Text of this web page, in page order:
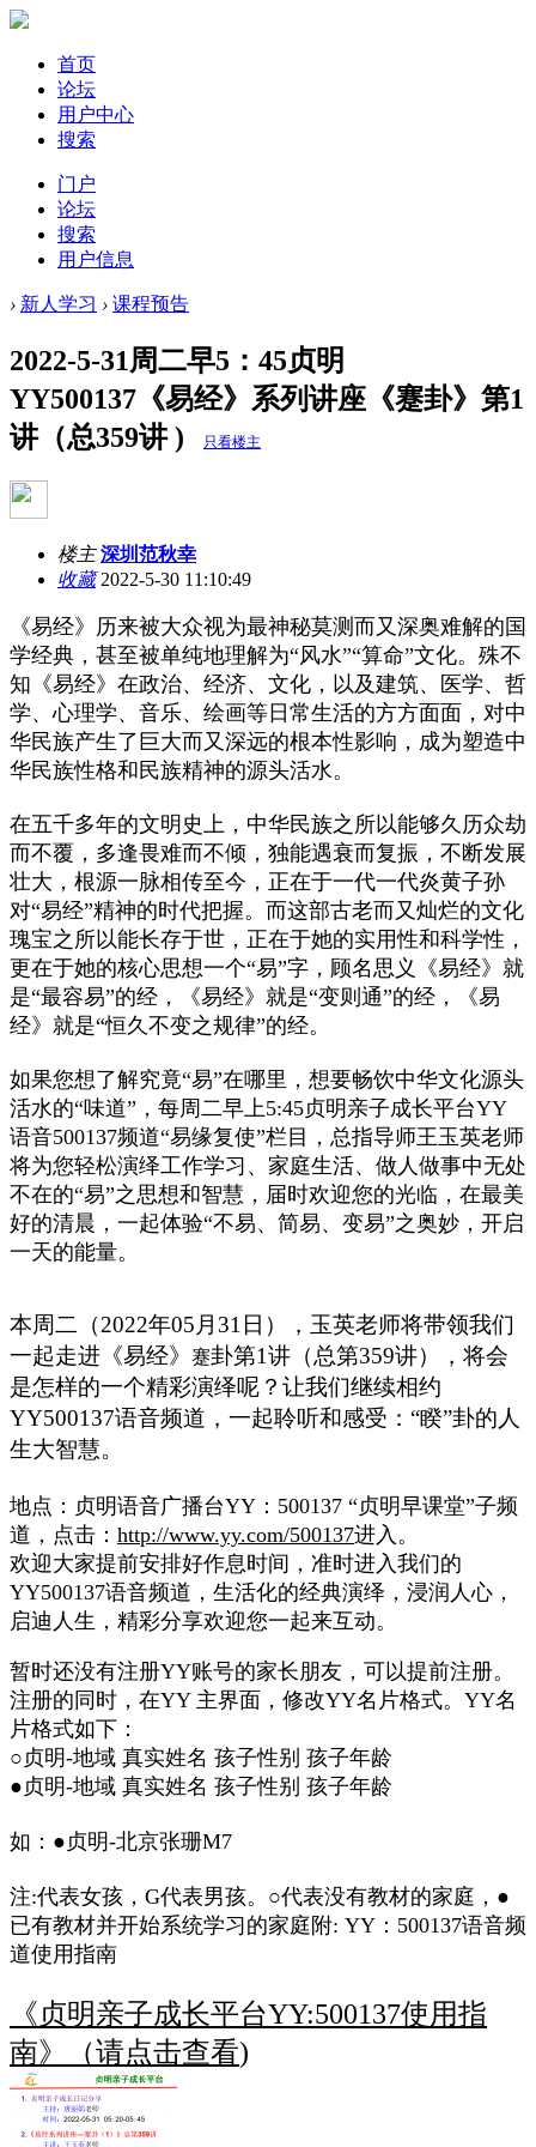
首页
论坛
用户中心
搜索
门户
论坛
搜索
用户信息
› 新人学习 › 课程预告
2022-5-31周二早5：45贞明
YY500137《易经》系列讲座《蹇卦》第1
讲（总359讲 )
只看楼主
楼主 深圳范秋幸
收藏2022-5-30 11:10:49
《易经》历来被大众视为最神秘莫测而又深奥难解的国
学经典，甚至被单纯地理解为“风水”“算命”文化。殊不
知《易经》在政治、经济、文化，以及建筑、医学、哲
学、心理学、音乐、绘画等日常生活的方方面面，对中
华民族产生了巨大而又深远的根本性影响，成为塑造中
华民族性格和民族精神的源头活水。
在五千多年的文明史上，中华民族之所以能够久历众劫
而不覆，多逢畏难而不倾，独能遇衰而复振，不断发展
壮大，根源一脉相传至今，正在于一代一代炎黄子孙
对“易经”精神的时代把握。而这部古老而又灿烂的文化
瑰宝之所以能长存于世，正在于她的实用性和科学性，
更在于她的核心思想一个“易”字，顾名思义《易经》就
是“最容易”的经，《易经》就是“变则通”的经，《易
经》就是“恒久不变之规律”的经。
如果您想了解究竟“易”在哪里，想要畅饮中华文化源头
活水的“味道”，每周二早上5:45贞明亲子成长平台YY
语音500137频道“易缘复使”栏目，总指导师王玉英老师
将为您轻松演绎工作学习、家庭生活、做人做事中无处
不在的“易”之思想和智慧，届时欢迎您的光临，在最美
好的清晨，一起体验“不易、简易、变易”之奥妙，开启
一天的能量。
本周二（2022年05月31日），玉英老师将带领我们
一起走进《易经》 蹇卦第1讲（总第359讲）， 将会
是怎样的一个精彩演绎呢？让我们继续相约
YY500137语音频道，一起聆听和感受：“睽”卦的人
生大智慧。
地点：贞明语音广播台YY：500137 “贞明早课堂”子频
道，点击： http://www.yy.com/500137进入。
欢迎大家提前安排好作息时间，准时进入我们的
YY500137语音频道，生活化的经典演绎，浸润人心，
启迪人生，精彩分享欢迎您一起来互动。
暂时还没有注册YY账号的家长朋友，可以提前注册。
注册的同时，在YY 主界面，修改YY名片格式。YY名
片格式如下：
○贞明-地域 真实姓名 孩子性别 孩子年龄
●贞明-地域 真实姓名 孩子性别 孩子年龄
如：●贞明-北京张珊M7
注:代表女孩，G代表男孩。○代表没有教材的家庭，●
已有教材并开始系统学习的家庭附: YY：500137语音频
道使用指南
《贞明亲子成长平台YY:500137使用指
南》（请点击查看)